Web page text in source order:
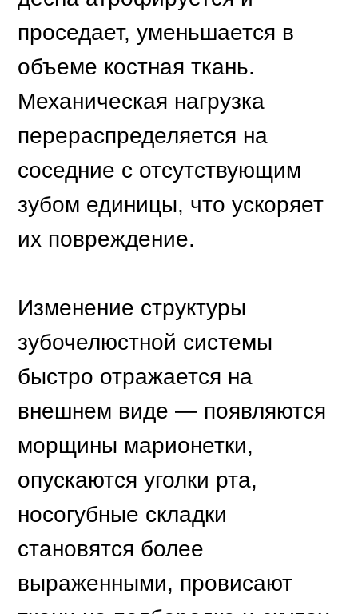
зубочелюстной системы
быстро отражается на
внешнем виде — появляются
опускаются уголки рта,
носогубные складки
выраженными, провисают
ткани на подбородке и скулах,
а нижняя треть лица
визуально укорачивается.
сказывается на процессах
пищеварения и всасывания
питательных веществ.
Человек начинает
шепелявить, невнятно
произносит слова. Вследствие
смещения зубов в сторону
образовавшегося в ряду
дефекта появляются
ортодонтические нарушения.
Устранить эстетический
недостаток и предотвратить